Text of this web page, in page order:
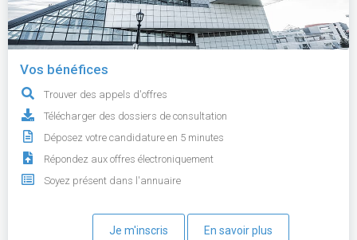
Vos bénéfices
Trouver des appels d'offres
Télécharger des dossiers de consultation
Déposez votre candidature en 5 minutes
Répondez aux offres électroniquement
Soyez présent dans l'annuaire
Je m'inscris En savoir plus